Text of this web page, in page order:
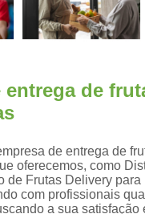
Kit
entrega de
de entrega de
oferecemos, como
de Frutas Delivery
com profissionais
a sua satisfação